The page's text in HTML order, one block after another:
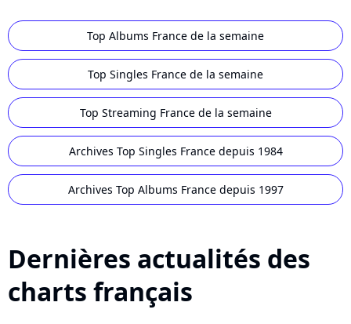
Top Albums France de la semaine
Top Singles France de la semaine
Top Streaming France de la semaine
Archives Top Singles France depuis 1984
Archives Top Albums France depuis 1997
Dernières actualités des
charts français